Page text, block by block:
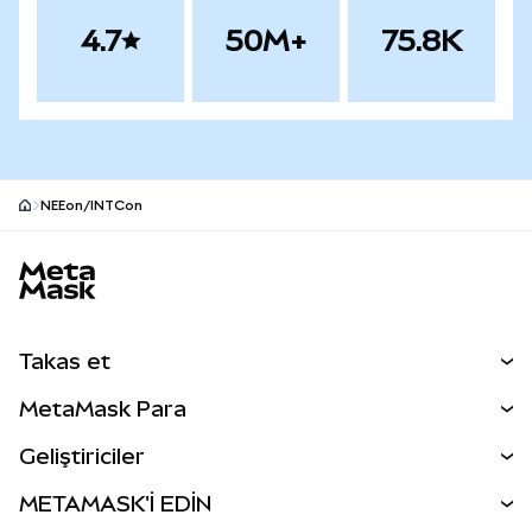
4.7 50M+ 75.8K
NEEon/INTCon
Takas et
Perps
RWA'lar
MetaMask Para
Geliştiriciler
METAMASK'İ EDİN